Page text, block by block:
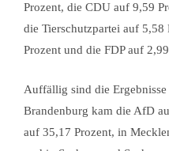
Prozent, die CDU auf 9,59
die Tierschutzpartei auf 5,58
Prozent und die FDP auf
Auffällig sind die
Brandenburg kam die AfD
auf 35,17 Prozent, in